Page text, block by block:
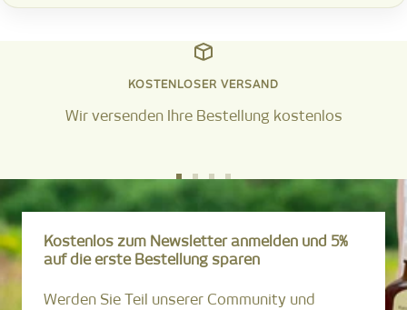
KOSTENLOSER VERSAND
Wir versenden Ihre Bestellung kostenlos
Zur
gehen
Zur
Kostenlos zum Newsletter anmelden und 5%
auf die erste Bestellung sparen
Werden Sie Teil unserer Community und